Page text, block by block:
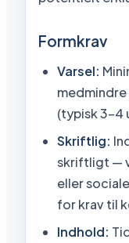
Formkrav
Varsel:
(typisk 3-4
Skriftlig:
skriftligt —
eller
for krav til
Indhold: